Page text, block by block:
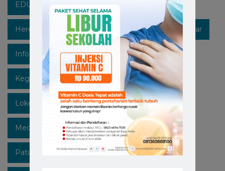
EDUKASIKESEHATAN
Hereforyou Hidupsehat Hospitalinmakassar
Infokesehatan Informasi Instagram
Kegiatan Lawan Covid-19 Likeforfollow
Lokermakassar Makassar Mediaedukasi
Medicalcheckup Open Recruitment
Patuhi Protokol Promo Recruitment